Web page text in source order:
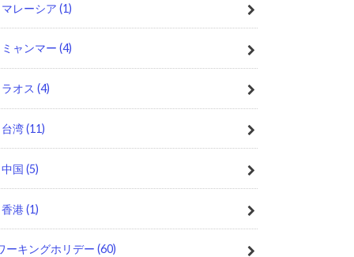
マレーシア (1)
ミャンマー (4)
ラオス (4)
台湾(11)
中国 (5)
香港(1)
ーキングホリデー(60)